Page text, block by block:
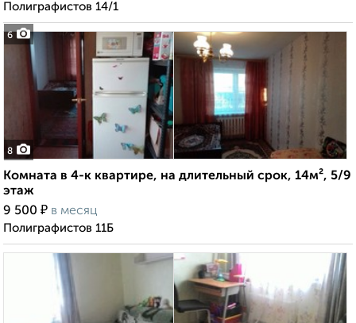
6
Полиграфистов 14/1
8
Комната в 4-к квартире, на длительный срок, 14м², 5/9
этаж
9 500 ₽ в месяц
Полиграфистов 11Б